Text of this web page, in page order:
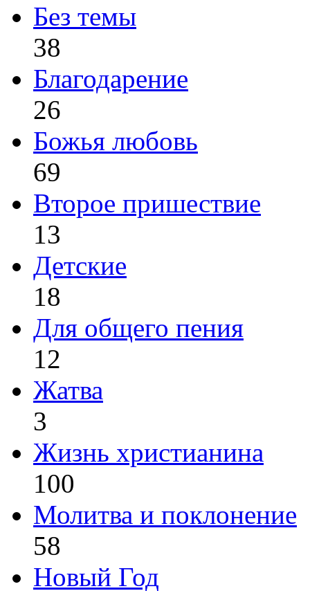
Без темы
38
Благодарение
26
Божья любовь
69
Второе пришествие
13
Детские
18
Для общего пения
12
Жатва
3
Жизнь христианина
100
Молитва и поклонение
58
Новый Год